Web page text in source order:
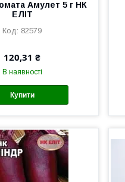
Амулет 5 г НК
ЕЛІТ
82579
120,31 ₴
В наявності
Купити